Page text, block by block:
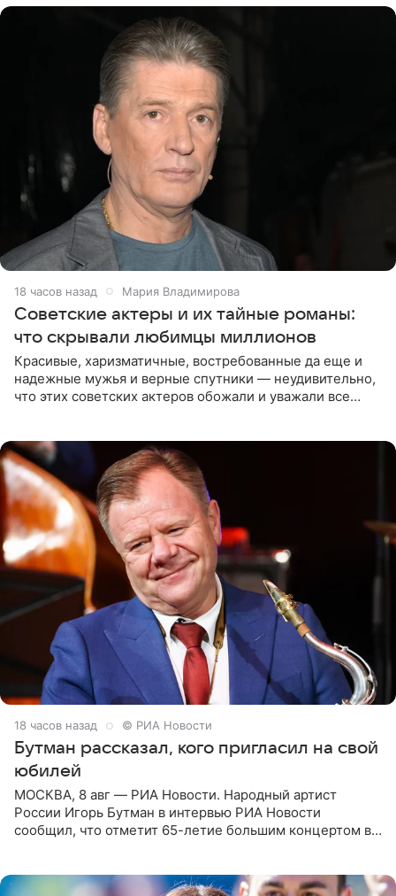
18 часов назад Мария Владимирова
Советские актеры и их тайные романы:
что скрывали любимцы миллионов
Красивые, харизматичные, востребованные да еще и
надежные мужья и верные спутники — неудивительно,
что этих советских актеров обожали и уважали все
18 часов назад © РИА Новости
Бутман рассказал, кого пригласил на свой
юбилей
МОСКВА, 8 авг — РИА Новости. Народный артист
России Игорь Бутман в интервью РИА Новости
сообщил, что отметит 65-летие большим концертом в